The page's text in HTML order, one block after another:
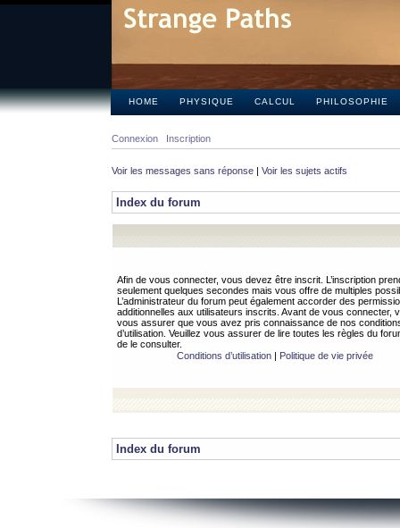
HOME PHYSIQUE CALCUL PHILOSOPHIE
Connexion Inscription
Voir les messages sans réponse | Voir les sujets actifs
Index du forum
Afin de vous connecter, vous devez être inscrit. L’inscription
seulement quelques secondes mais vous offre de multiples
L’administrateur du forum peut également accorder des
additionnelles aux utilisateurs inscrits. Avant de vous connecter,
vous assurer que vous avez pris connaissance de nos
d’utilisation. Veuillez vous assurer de lire toutes les règles du
de le consulter.
Conditions d’utilisation| Politique de vie privée
Index du forum